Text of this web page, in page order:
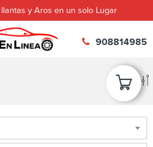
y Aros en un solo Lugar
908814985